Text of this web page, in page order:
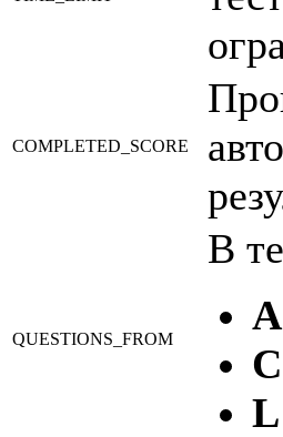
COMPLETED_SCORE
QUESTIONS_FROM
В
A
C
L